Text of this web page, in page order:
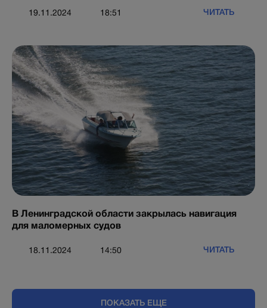
19.11.2024 18:51 ЧИТАТЬ
В Ленинградской области закрылась навигация
для маломерных судов
18.11.2024 14:50 ЧИТАТЬ
ПОКАЗАТЬ ЕЩЕ